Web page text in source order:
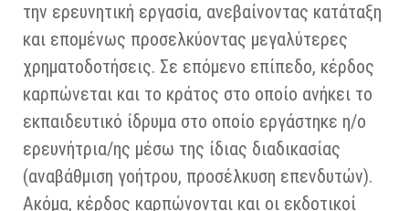
την ερευνητική εργασία, ανεβαίνοντας κατάταξη
και επομένως προσελκύοντας μεγαλύτερες
χρηματοδοτήσεις. Σε επόμενο επίπεδο, κέρδος
καρπώνεται και το κράτος στο οποίο ανήκει το
εκπαιδευτικό ίδρυμα στο οποίο εργάστηκε η/ο
ερευνήτρια/ης μέσω της ίδιας διαδικασίας
(αναβάθμιση γοήτρου, προσέλκυση επενδυτών).
Ακόμα, κέρδος καρπώνονται και οι εκδοτικοί